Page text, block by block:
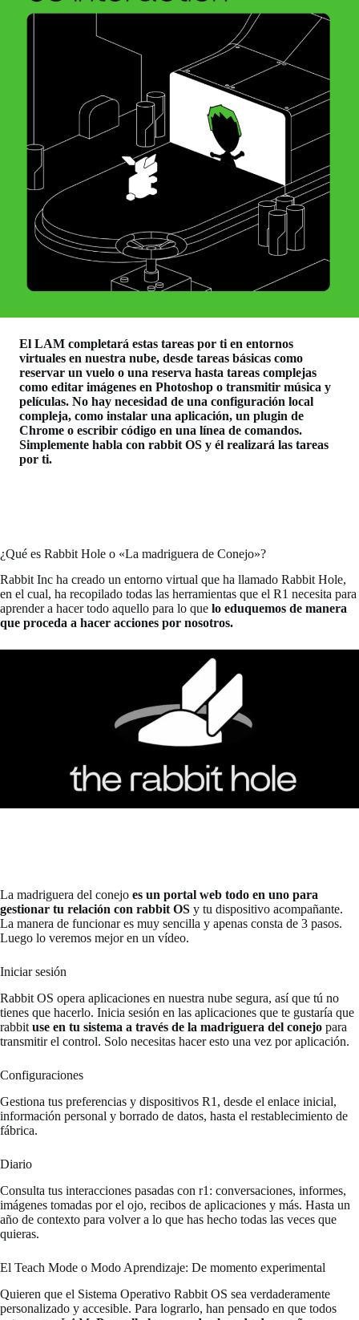
El LAM completará estas tareas por ti en entornos
virtuales en nuestra nube, desde tareas básicas como
reservar un vuelo o una reserva hasta tareas complejas
como editar imágenes en Photoshop o transmitir música y
películas. No hay necesidad de una configuración local
compleja, como instalar una aplicación, un plugin de
Chrome o escribir código en una línea de comandos.
Simplemente habla con rabbit OS y él realizará las tareas
por ti.
¿Qué es Rabbit Hole o «La madriguera de Conejo»?
Rabbit Inc ha creado un entorno virtual que ha llamado Rabbit Hole,
en el cual, ha recopilado todas las herramientas que el R1 necesita para
aprender a hacer todo aquello para lo que lo eduquemos de manera
que proceda a hacer acciones por nosotros.
La madriguera del conejo es un portal web todo en uno para
gestionar tu relación con rabbit OS y tu dispositivo acompañante.
La manera de funcionar es muy sencilla y apenas consta de 3 pasos.
Luego lo veremos mejor en un vídeo.
Iniciar sesión
Rabbit OS opera aplicaciones en nuestra nube segura, así que tú no
tienes que hacerlo. Inicia sesión en las aplicaciones que te gustaría que
rabbit use en tu sistema a través de la madriguera del conejo para
transmitir el control. Solo necesitas hacer esto una vez por aplicación.
Configuraciones
Gestiona tus preferencias y dispositivos R1, desde el enlace inicial,
información personal y borrado de datos, hasta el restablecimiento de
fábrica.
Diario
Consulta tus interacciones pasadas con r1: conversaciones, informes,
imágenes tomadas por el ojo, recibos de aplicaciones y más. Hasta un
año de contexto para volver a lo que has hecho todas las veces que
quieras.
El Teach Mode o Modo Aprendizaje: De momento experimental
Quieren que el Sistema Operativo Rabbit OS sea verdaderamente
personalizado y accesible. Para lograrlo, han pensado en que todos